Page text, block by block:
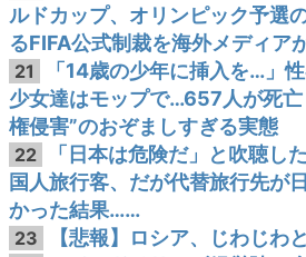
ルドカップ、オリンピック予選
るFIFA公式制裁を海外メディア
21
「14歳の少年に挿入を…」
少女達はモップで…657人が死亡
権侵害”のおぞましすぎる実態
22
「日本は危険だ」と吹聴し
国人旅行客、だが代替旅行先が
かった結果……
23 【悲報】ロシア、じわじわ